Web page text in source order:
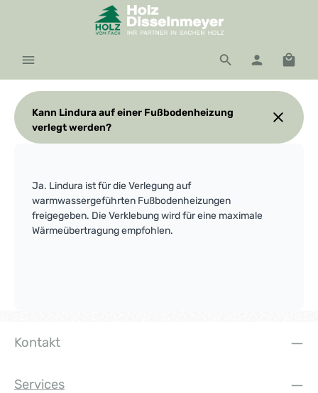
Zum Hauptinhalt springen
Kann Lindura auf einer Fußbodenheizung
verlegt werden?
Ja. Lindura ist für die Verlegung auf
warmwassergeführten Fußbodenheizungen
freigegeben. Die Verklebung wird für eine maximale
Wärmeübertragung empfohlen.
Kontakt
Services